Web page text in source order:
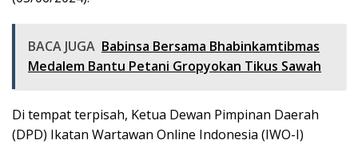
BACA JUGA Babinsa Bersama Bhabinkamtibmas
Medalem Bantu Petani Gropyokan Tikus Sawah
Di tempat terpisah, Ketua Dewan Pimpinan Daerah
(DPD) Ikatan Wartawan Online Indonesia (IWO-I)